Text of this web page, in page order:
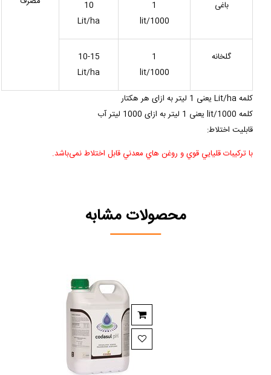
باغی
1
lit/1000
10
Lit/ha
گلخانه
1
lit/1000
10-15
Lit/ha
کلمه Lit/ha یعنی 1 لیتر به ازای هر هکتار
کلمه lit/1000 یعنی 1 لیتر به ازای 1000 لیتر آب
قابلیت اختلاط:
با تركيبات قليايي قوي و روغن هاي معدني قابل اختلاط نمی‌باشد.
محصولات مشابه